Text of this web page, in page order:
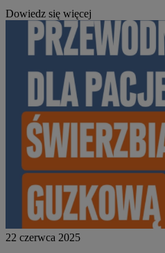
Dowiedz się więcej
22 czerwca 2025